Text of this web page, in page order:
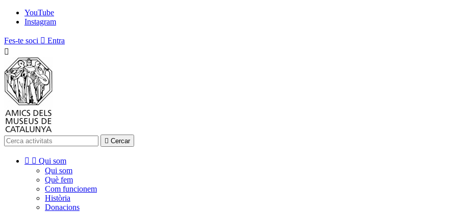
YouTube
Instagram
Fes-te soci  Entra

 Cercar
  Qui som
Qui som
Què fem
Com funcionem
Història
Donacions